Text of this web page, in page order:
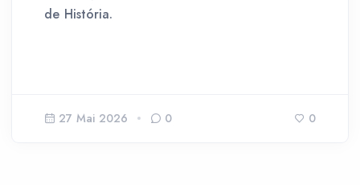
de História.
27 Mai 2026 0 0